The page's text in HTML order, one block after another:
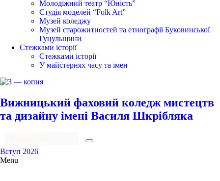
Молодіжний театр “Юність”
Студія моделей “Folk Art”
Музей коледжу
Музей старожитностей та етнографії Буковинської
Гуцульщини
Стежками історії
Стежками історії
У майстернях часу та імен
Вижницький фаховий коледж мистецтв
та дизайну імені Василя Шкрібляка
Вступ 2026
Menu